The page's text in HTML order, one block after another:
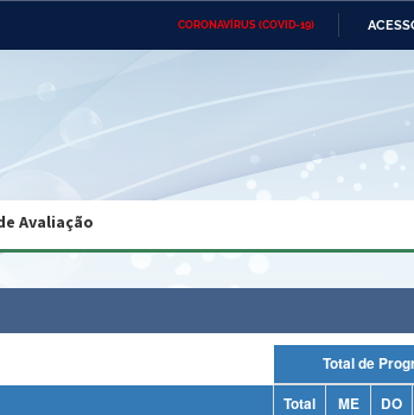
CORONAVÍRUS (COVID-19)
Ministério das
Ministério do Desenvolvimento
Regional
Advocacia-Geral da União Banco Central
Avaliação
Total ME DO